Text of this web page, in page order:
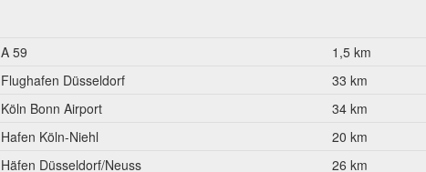
A 59
1,5 km
Flughafen Düsseldorf
33 km
Köln Bonn Airport
34 km
Hafen Köln-Niehl
20 km
Häfen Düsseldorf/Neuss
26 km